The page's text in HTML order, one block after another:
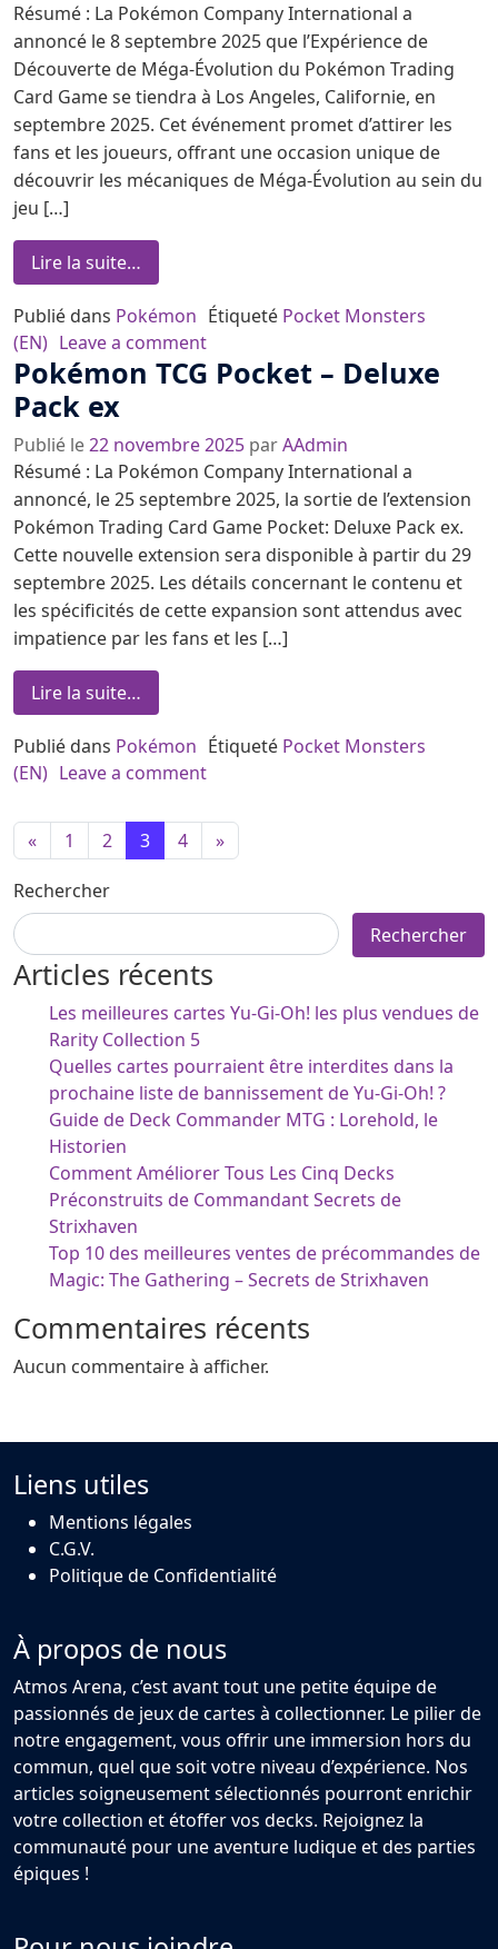
Résumé : La Pokémon Company International a
annoncé le 8 septembre 2025 que l’Expérience de
Découverte de Méga-Évolution du Pokémon Trading
Card Game se tiendra à Los Angeles, Californie, en
septembre 2025. Cet événement promet d’attirer les
fans et les joueurs, offrant une occasion unique de
découvrir les mécaniques de Méga-Évolution au sein du
jeu […]
Lire la suite…
Publié dans Pokémon Étiqueté Pocket Monsters
(EN) Leave a commenton Pokémon Trading Card Game
Pokémon TCG Pocket – Deluxe
Pack ex
Publié le22 novembre 2025 parAAdmin
Résumé : La Pokémon Company International a
annoncé, le 25 septembre 2025, la sortie de l’extension
Pokémon Trading Card Game Pocket: Deluxe Pack ex.
Cette nouvelle extension sera disponible à partir du 29
septembre 2025. Les détails concernant le contenu et
les spécificités de cette expansion sont attendus avec
impatience par les fans et les […]
Lire la suite…
Publié dans Pokémon Étiqueté Pocket Monsters
(EN) Leave a commenton Pokémon TCG Pocket – Deluxe
Navigation dans les articles
« 1 2 3 4 »
Rechercher
Rechercher
Articles récents
Les meilleures cartes Yu-Gi-Oh! les plus vendues de
Rarity Collection 5
Quelles cartes pourraient être interdites dans la
prochaine liste de bannissement de Yu-Gi-Oh! ?
Guide de Deck Commander MTG : Lorehold, le
Historien
Comment Améliorer Tous Les Cinq Decks
Préconstruits de Commandant Secrets de
Strixhaven
Top 10 des meilleures ventes de précommandes de
Magic: The Gathering – Secrets de Strixhaven
Commentaires récents
Aucun commentaire à afficher.
Liens utiles
Mentions légales
C.G.V.
Politique de Confidentialité
À propos de nous
Atmos Arena, c’est avant tout une petite équipe de
passionnés de jeux de cartes à collectionner. Le pilier de
notre engagement, vous offrir une immersion hors du
commun, quel que soit votre niveau d’expérience. Nos
articles soigneusement sélectionnés pourront enrichir
votre collection et étoffer vos decks. Rejoignez la
communauté pour une aventure ludique et des parties
épiques !